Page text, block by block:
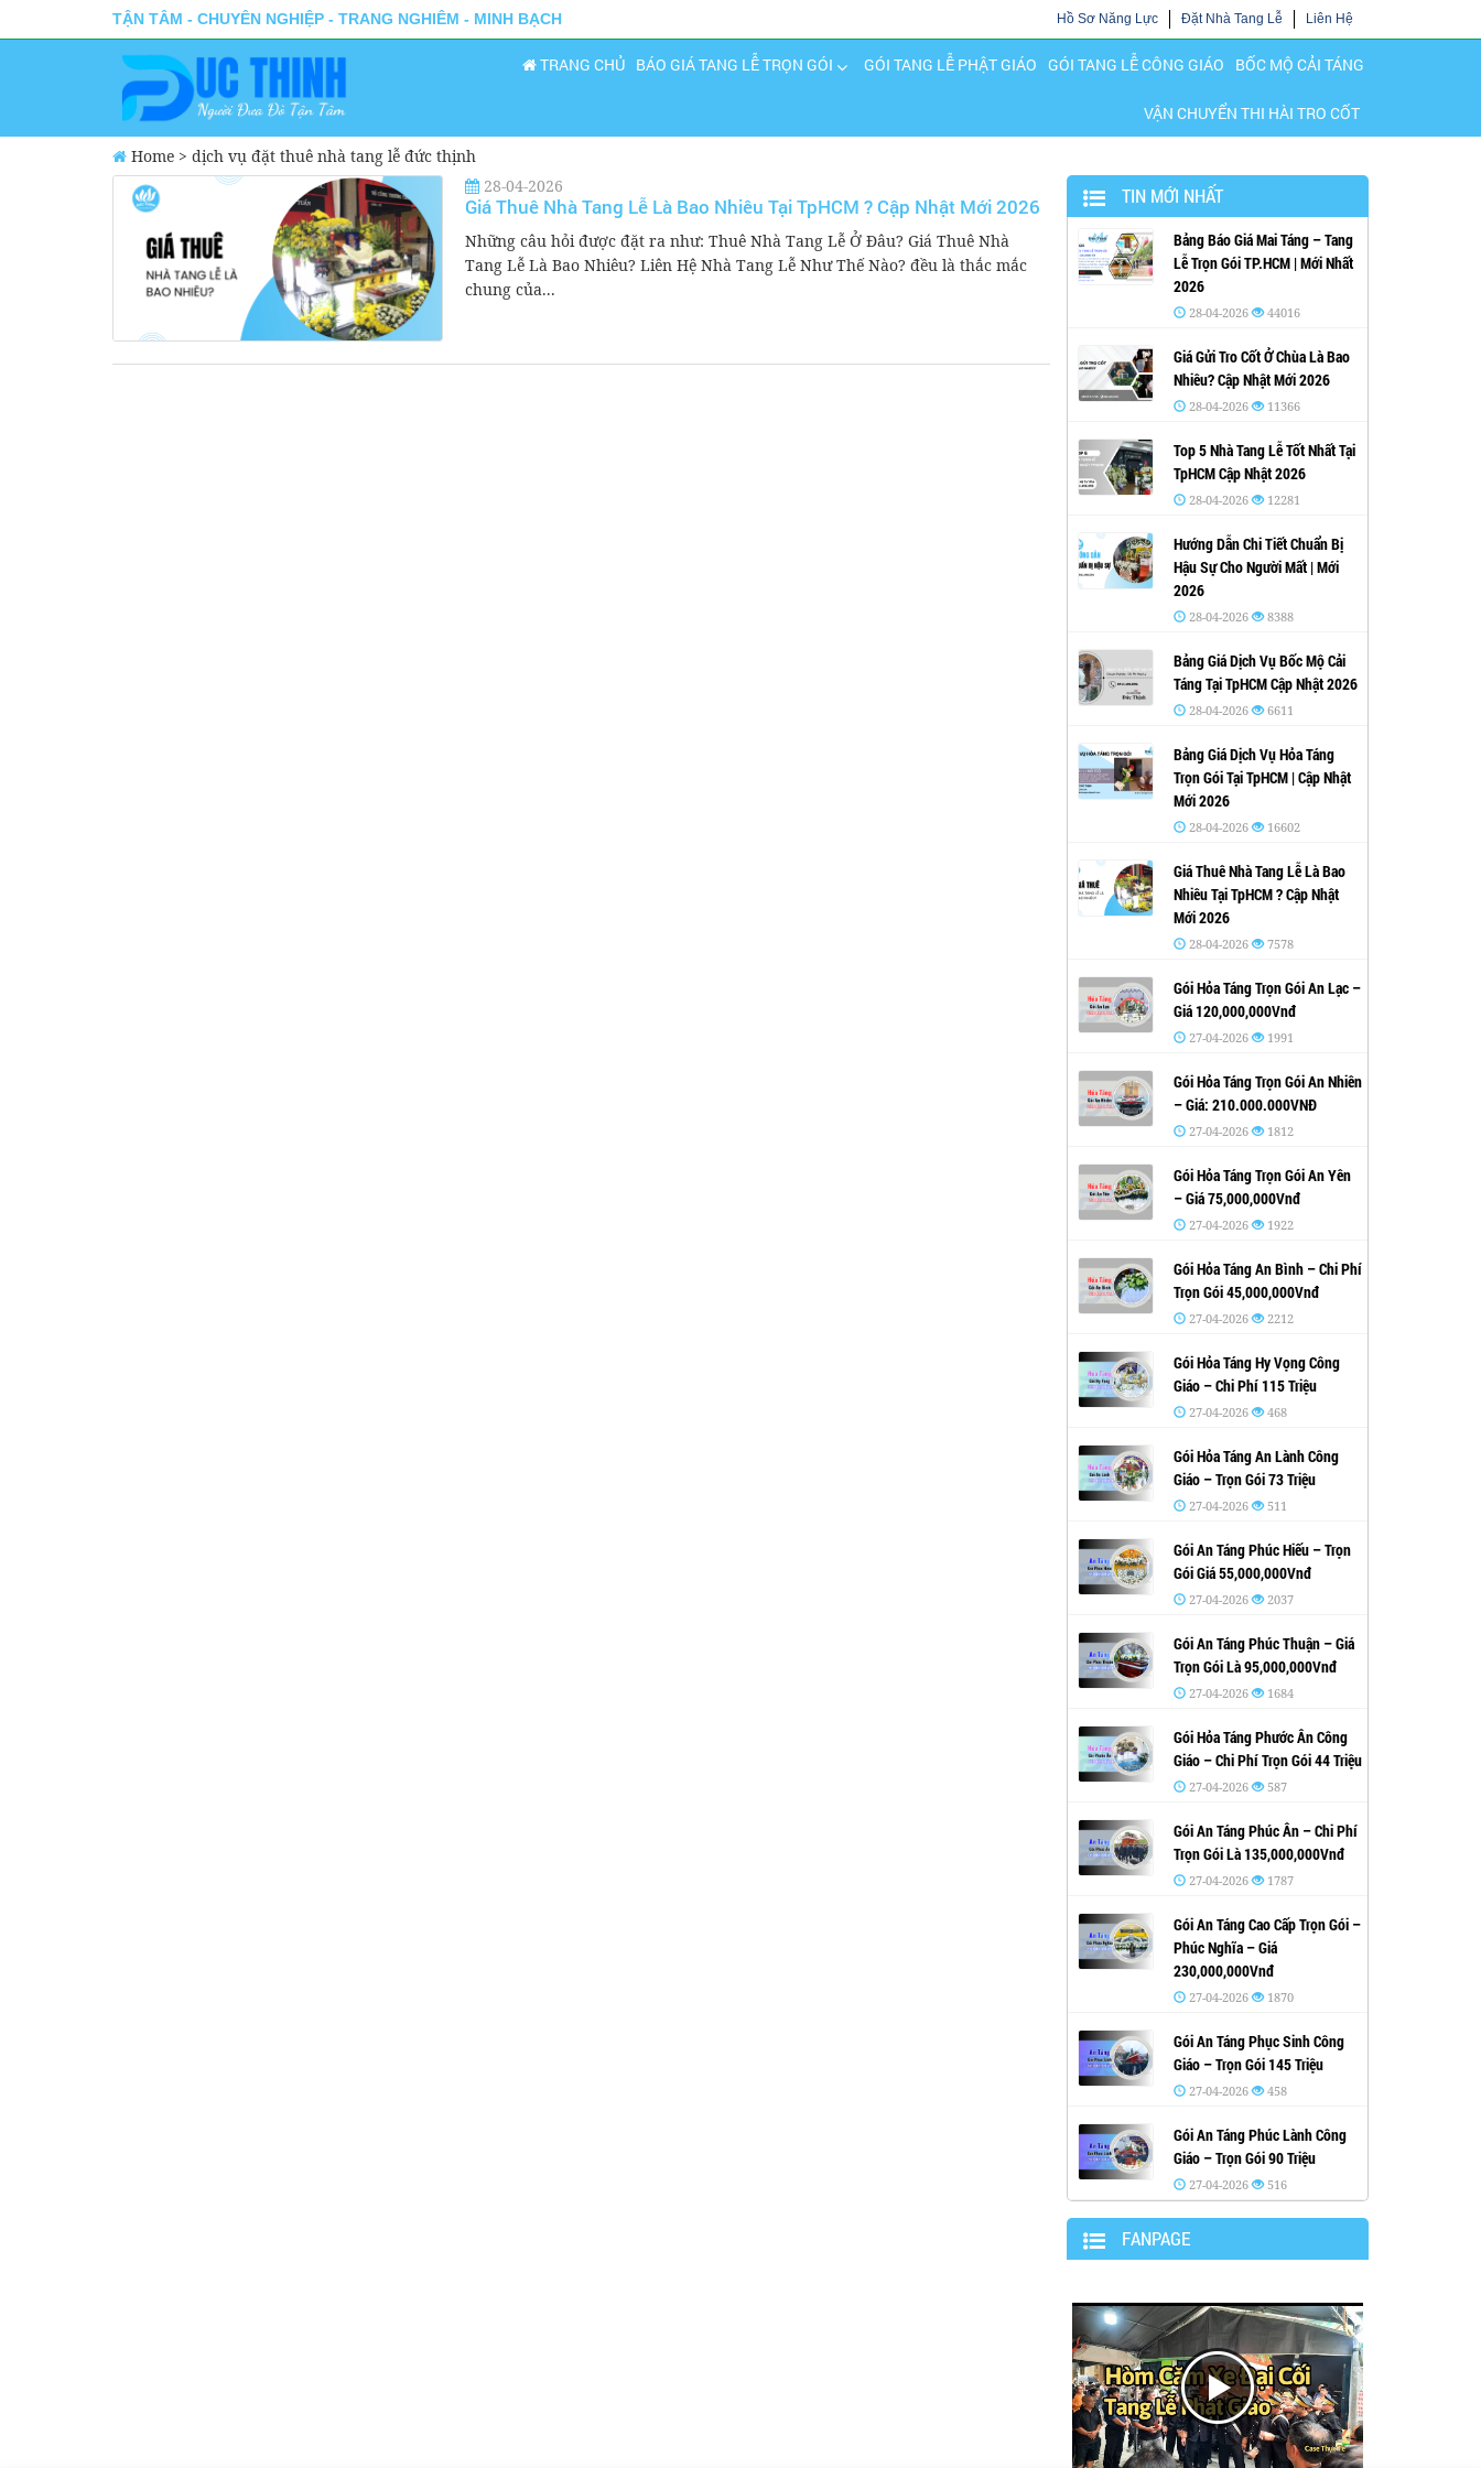
TẬN TÂM - CHUYÊN NGHIỆP - TRANG NGHIÊM - MINH BẠCH Hồ Sơ Năng Lực Đặt Nhà Tang Lễ Liên Hệ
TRANG CHỦ BÁO GIÁ TANG LỄ TRỌN GÓI GÓI TANG LỄ PHẬT GIÁO GÓI TANG LỄ CÔNG GIÁO BỐC MỘ CẢI TÁNG
VẬN CHUYỂN THI HÀI TRO CỐT
Home > dịch vụ đặt thuê nhà tang lễ đức thịnh
28-04-2026
Giá Thuê Nhà Tang Lễ Là Bao Nhiêu Tại TpHCM ? Cập Nhật Mới 2026
Những câu hỏi được đặt ra như: Thuê Nhà Tang Lễ Ở Đâu? Giá Thuê Nhà
Tang Lễ Là Bao Nhiêu? Liên Hệ Nhà Tang Lễ Như Thế Nào? đều là thắc mắc
chung của...
TIN MỚI NHẤT
Bảng Báo Giá Mai Táng – Tang
Lễ Trọn Gói TP.HCM | Mới Nhất
2026
28-04-2026 44016
Giá Gửi Tro Cốt Ở Chùa Là Bao
Nhiêu? Cập Nhật Mới 2026
28-04-2026 11366
Top 5 Nhà Tang Lễ Tốt Nhất Tại
TpHCM Cập Nhật 2026
28-04-2026 12281
Hướng Dẫn Chi Tiết Chuẩn Bị
Hậu Sự Cho Người Mất | Mới
2026
28-04-2026 8388
Bảng Giá Dịch Vụ Bốc Mộ Cải
Táng Tại TpHCM Cập Nhật 2026
28-04-2026 6611
Bảng Giá Dịch Vụ Hỏa Táng
Trọn Gói Tại TpHCM | Cập Nhật
Mới 2026
28-04-2026 16602
Giá Thuê Nhà Tang Lễ Là Bao
Nhiêu Tại TpHCM ? Cập Nhật
Mới 2026
28-04-2026 7578
Gói Hỏa Táng Trọn Gói An Lạc –
Giá 120,000,000Vnđ
27-04-2026 1991
Gói Hỏa Táng Trọn Gói An Nhiên
– Giá: 210.000.000VNĐ
27-04-2026 1812
Gói Hỏa Táng Trọn Gói An Yên
– Giá 75,000,000Vnđ
27-04-2026 1922
Gói Hỏa Táng An Bình – Chi Phí
Trọn Gói 45,000,000Vnđ
27-04-2026 2212
Gói Hỏa Táng Hy Vọng Công
Giáo – Chi Phí 115 Triệu
27-04-2026 468
Gói Hỏa Táng An Lành Công
Giáo – Trọn Gói 73 Triệu
27-04-2026 511
Gói An Táng Phúc Hiếu – Trọn
Gói Giá 55,000,000Vnđ
27-04-2026 2037
Gói An Táng Phúc Thuận – Giá
Trọn Gói Là 95,000,000Vnđ
27-04-2026 1684
Gói Hỏa Táng Phước Ân Công
Giáo – Chi Phí Trọn Gói 44 Triệu
27-04-2026 587
Gói An Táng Phúc Ân – Chi Phí
Trọn Gói Là 135,000,000Vnđ
27-04-2026 1787
Gói An Táng Cao Cấp Trọn Gói –
Phúc Nghĩa – Giá
230,000,000Vnđ
27-04-2026 1870
Gói An Táng Phục Sinh Công
Giáo – Trọn Gói 145 Triệu
27-04-2026 458
Gói An Táng Phúc Lành Công
Giáo – Trọn Gói 90 Triệu
27-04-2026 516
FANPAGE